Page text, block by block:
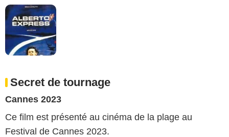
Secret de tournage
Cannes 2023
Ce film est présenté au cinéma de la plage au
Festival de Cannes 2023.